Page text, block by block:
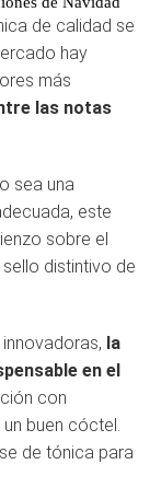
de calidad se
hay
más
las notas
sea una
este
sobre el
distintivo de
la
en el
con
buen cóctel.
de tónica para